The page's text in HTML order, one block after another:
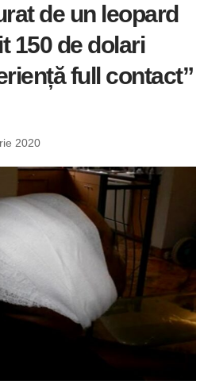
de un leopard
150 de dolari
full contact”
2020